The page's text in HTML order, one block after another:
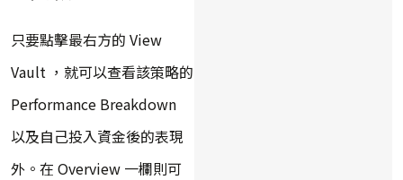
只要點擊最右方的 View
Vault ，就可以查看該策略的
Performance Breakdown
以及自己投入資金後的表現
外。在 Overview 一欄則可